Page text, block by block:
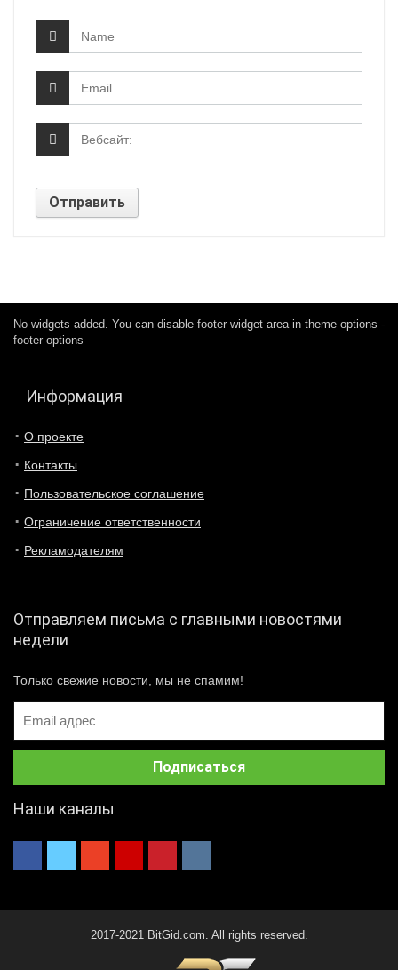
No widgets added. You can disable footer widget area in theme options -
footer options
Информация
О проекте
Контакты
Пользовательское соглашение
Ограничение ответственности
Рекламодателям
Отправляем письма с главными новостями
недели
Только свежие новости, мы не спамим!
Наши каналы
2017-2021 BitGid.com. All rights reserved.